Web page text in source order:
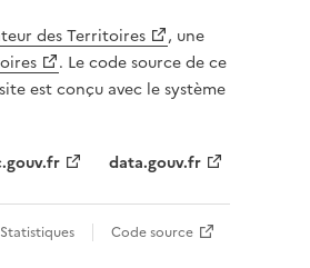
des Territoires
, une
. Le code source de ce
est conçu avec le système
data.gouv.fr
Statistiques Code source